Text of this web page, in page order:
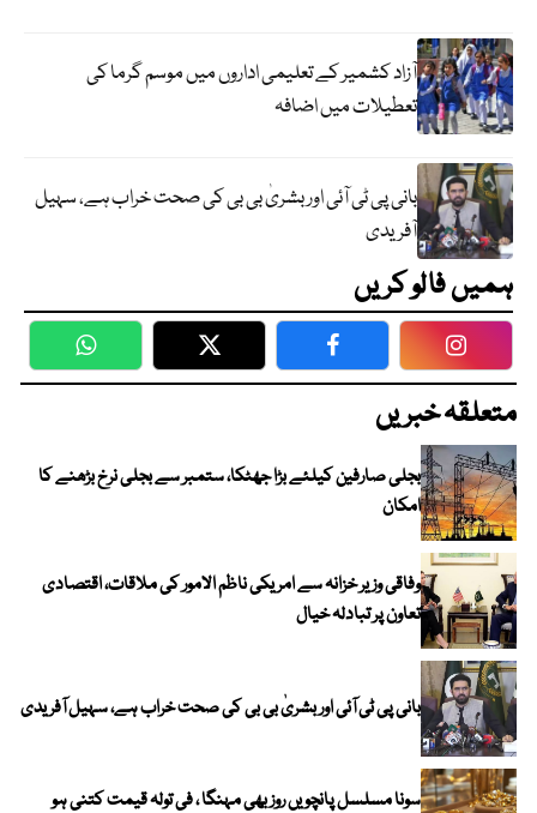
آزاد کشمیر کے تعلیمی اداروں میں موسم گرما کی
تعطیلات میں اضافہ
بانی پی ٹی آئی اور بشریٰ بی بی کی صحت خراب ہے، سہیل
آفریدی
ہمیں فالو کریں
WhatsApp Twitter Facebook
متعلقہ خبریں
بجلی صارفین کیلئے بڑا جھٹکا، ستمبر سے بجلی نرخ بڑھنے کا
امکان
وفاقی وزیر خزانہ سے امریکی ناظم الامور کی ملاقات، اقتصادی
تعاون پر تبادلہ خیال
بانی پی ٹی آئی اور بشریٰ بی بی کی صحت خراب ہے، سہیل آفریدی
سونا مسلسل پانچویں روز بھی مہنگا ، فی تولہ قیمت کتنی ہو